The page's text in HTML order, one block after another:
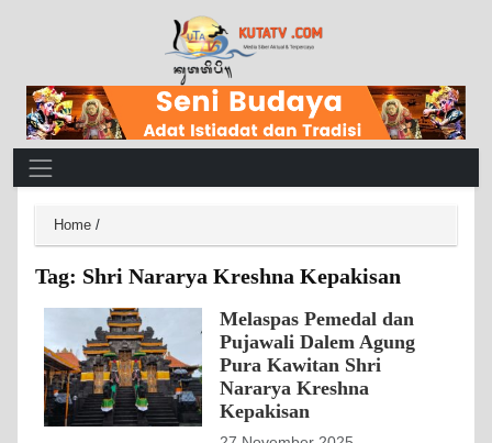
Main Navigation
Home /
Tag: Shri Nararya Kreshna Kepakisan
Melaspas Pemedal dan
Pujawali Dalem Agung
Pura Kawitan Shri
Nararya Kreshna
Kepakisan